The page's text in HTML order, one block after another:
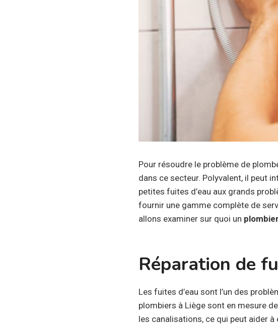
Pour résoudre le problème de
dans ce secteur. Polyvalent, il peut
petites fuites d’eau aux grands
fournir une gamme complète de
allons examiner sur quoi un plom
Réparation de
Les fuites d’eau sont l’un des
plombiers à Liège sont en mesure
les canalisations, ce qui peut aider